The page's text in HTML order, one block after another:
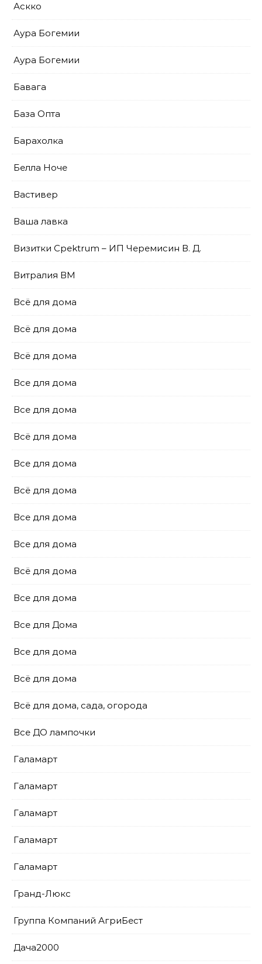
Аскко
Аура Богемии
Аура Богемии
Бавага
База Опта
Барахолка
Белла Ноче
Вастивер
Ваша лавка
Визитки Cpektrum – ИП Черемисин В. Д.
Витралия ВМ
Всё для дома
Всё для дома
Всё для дома
Все для дома
Все для дома
Всё для дома
Все для дома
Всё для дома
Все для дома
Все для дома
Всё для дома
Все для дома
Все для Дома
Все для дома
Всё для дома
Всё для дома, сада, огорода
Все ДО лампочки
Галамарт
Галамарт
Галамарт
Галамарт
Галамарт
Гранд-Люкс
Группа Компаний АгриБест
Дача2000